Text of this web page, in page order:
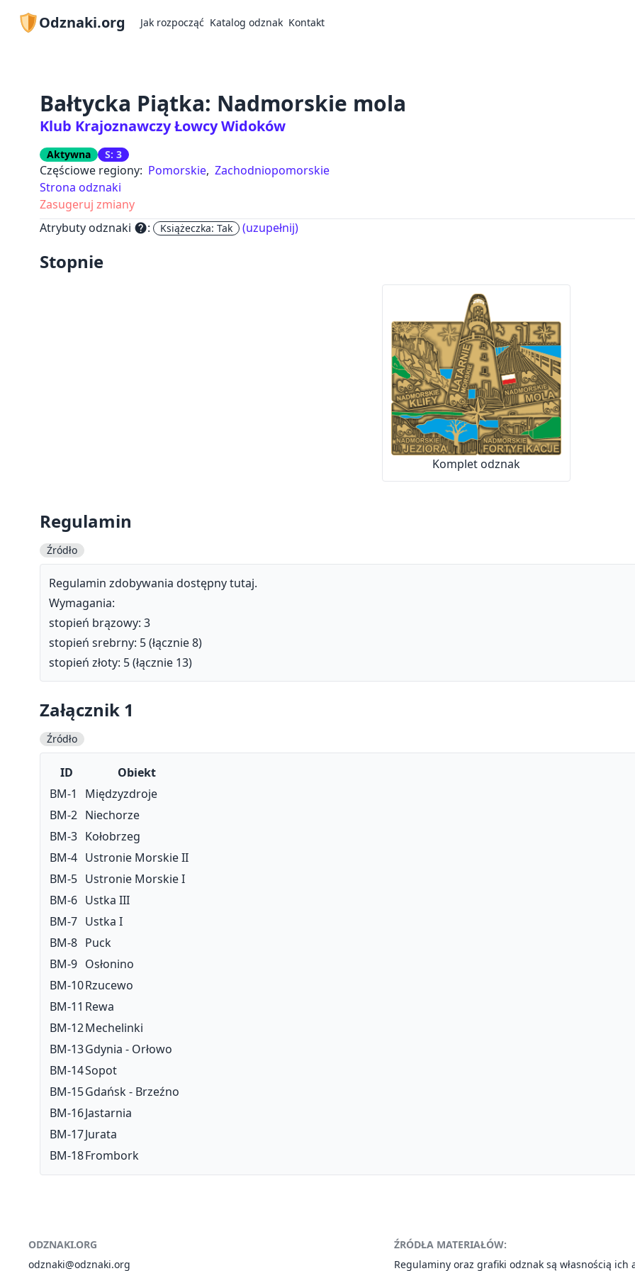
Odznaki.org Jak rozpocząć Katalog odznak Kontakt
Bałtycka Piątka: Nadmorskie mola
Klub Krajoznawczy Łowcy Widoków
Aktywna S: 3
Częściowe regiony: Pomorskie, Zachodniopomorskie
Strona odznaki
Zasugeruj zmiany
Atrybuty odznaki help: Książeczka: Tak (uzupełnij)
Stopnie
Komplet odznak
Regulamin
Źródło
Regulamin zdobywania dostępnytutaj.
Wymagania:
stopień brązowy: 3
stopień srebrny: 5 (łącznie 8)
stopień złoty: 5 (łącznie 13)
Załącznik 1
Źródło
ID
Obiekt
BM-1
Międzyzdroje
BM-2 Niechorze
BM-3 Kołobrzeg
BM-4 Ustronie Morskie II
BM-5 Ustronie Morskie I
BM-6 Ustka III
BM-7 Ustka I
BM-8 Puck
BM-9 Osłonino
BM-10Rzucewo
BM-11 Rewa
BM-12Mechelinki
BM-13Gdynia - Orłowo
BM-14Sopot
BM-15Gdańsk - Brzeźno
BM-16Jastarnia
BM-17Jurata
BM-18Frombork
ODZNAKI.ORG
odznaki@odznaki.org
ŹRÓDŁA MATERIAŁÓW:
Regulaminy oraz grafiki odznak są własnością ich